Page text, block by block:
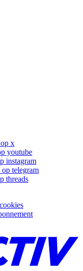
x
youtube
instagram
telegram
threads